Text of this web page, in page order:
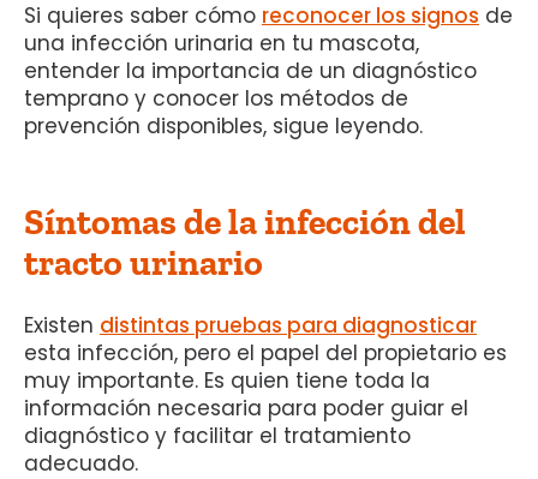
Si quieres saber cómo reconocer los signos de
una infección urinaria en tu mascota,
entender la importancia de un diagnóstico
temprano y conocer los métodos de
prevención disponibles, sigue leyendo.
Síntomas de la infección del
tracto urinario
Existen distintas pruebas para diagnosticar
esta infección, pero el papel del propietario es
muy importante. Es quien tiene toda la
información necesaria para poder guiar el
diagnóstico y facilitar el tratamiento
adecuado.